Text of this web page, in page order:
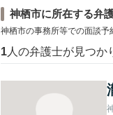
神栖市に所在する弁
神栖市の事務所等での面談予
1 人の弁護士が見つか